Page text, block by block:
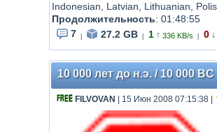
Indonesian, Latvian, Lithuanian,
Продолжительность: 01:48:55
7
27.2 GB 1 ↑ 336 KB/s 0 ↓
10 000 лет до н.э. / 10 000
FILVOVAN | 15 Июн 2008 07:15:38